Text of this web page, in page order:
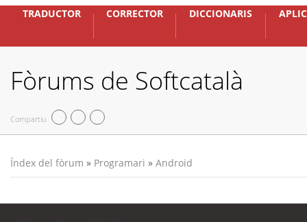
TRADUCTOR CORRECTOR DICCIONARIS
Fòrums de Softcatalà
Compartiu
Índex del fòrum » Programari » Android